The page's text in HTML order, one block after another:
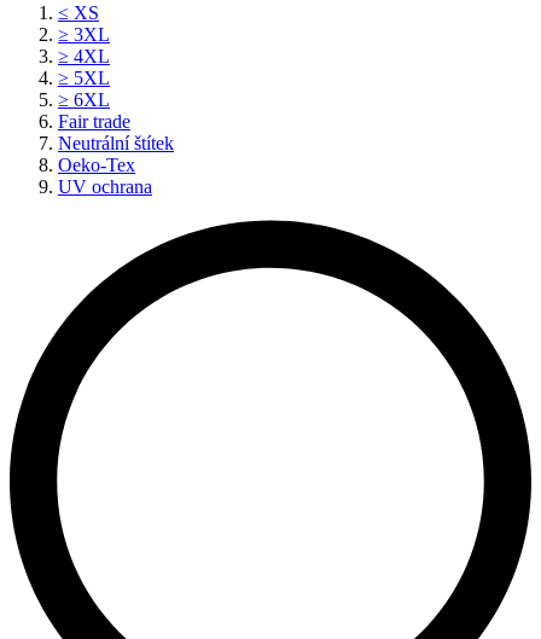
≤ XS
≥ 3XL
≥ 4XL
≥ 5XL
≥ 6XL
Fair trade
Neutrální štítek
Oeko-Tex
UV ochrana